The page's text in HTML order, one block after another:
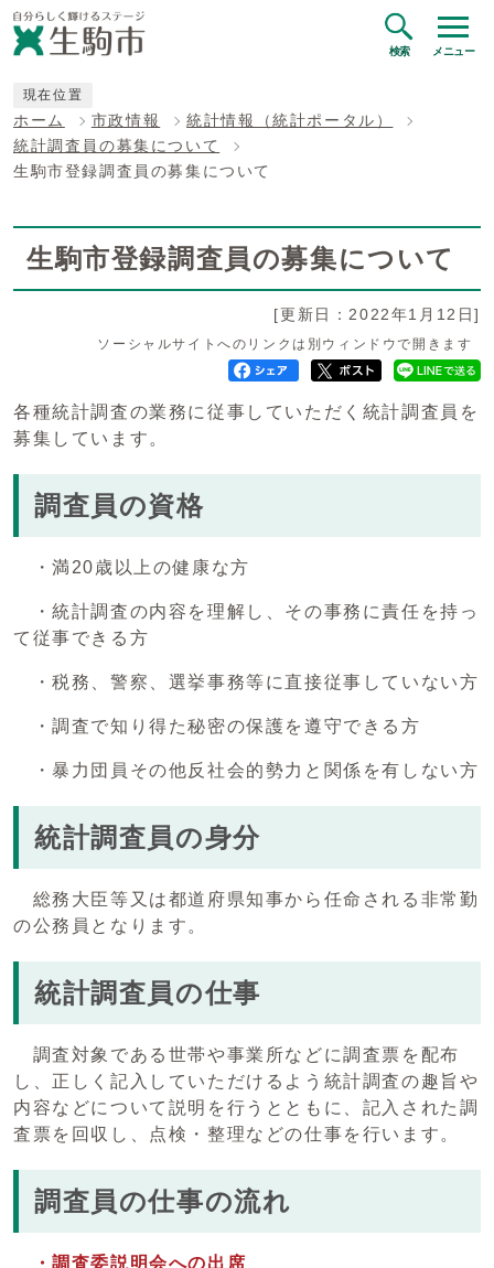
検索 メニュー
現在位置
ホーム 市政情報
統計情報（統計ポータル）
統計調査員の募集について
生駒市登録調査員の募集について
生駒市登録調査員の募集について
[更新日：2022年1月12日]
ソーシャルサイトへのリンクは別ウィンドウで開きます
各種統計調査の業務に従事していただく統計調査員を
募集しています。
調査員の資格
・満20歳以上の健康な方
・統計調査の内容を理解し、その事務に責任を持っ
て従事できる方
・税務、警察、選挙事務等に直接従事していない方
・調査で知り得た秘密の保護を遵守できる方
・暴力団員その他反社会的勢力と関係を有しない方
統計調査員の身分
総務大臣等又は都道府県知事から任命される非常勤
の公務員となります。
統計調査員の仕事
調査対象である世帯や事業所などに調査票を配布
し、正しく記入していただけるよう統計調査の趣旨や
内容などについて説明を行うとともに、記入された調
査票を回収し、点検・整理などの仕事を行います。
調査員の仕事の流れ
・調査委説明会への出席